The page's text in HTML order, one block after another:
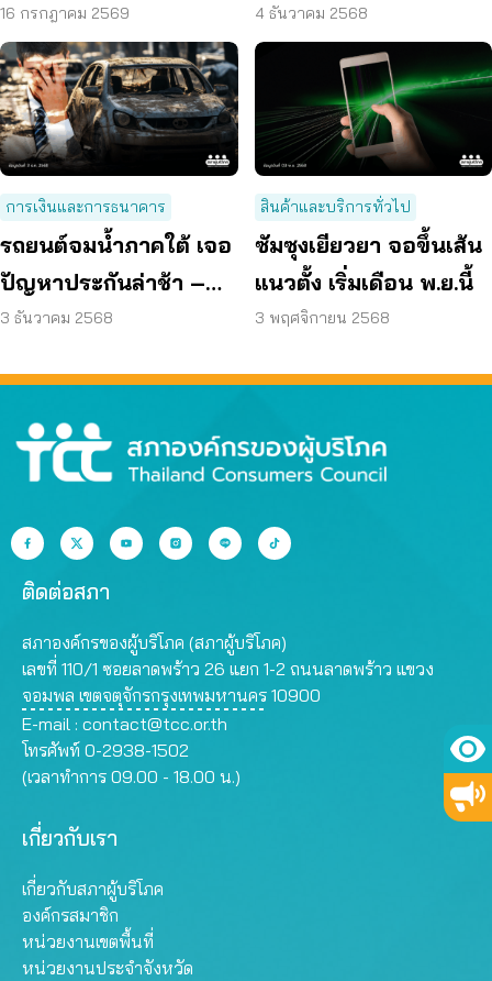
เทศ ต่างกันสิบถึงร้อยเท่า
16 กรกฎาคม 2569
ได้สิทธิ กระตุ้นบริษัท
ชี้แจง
4 ธันวาคม 2568
การเงินและการธนาคาร
รถยนต์จมน้ำภาคใต้ เจอ
ปัญหาประกันล่าช้า –
ปฏิเสธเคลม ร้องเรียนได้
3 ธันวาคม 2568
สินค้าและบริการทั่วไป
ซัมซุงเยียวยา จอขึ้นเส้น
แนวตั้ง เริ่มเดือน พ.ย.นี้
3 พฤศจิกายน 2568
ติดต่อสภา
สภาองค์กรของผู้บริโภค (สภาผู้บริโภค)
เลขที่ 110/1 ซอยลาดพร้าว 26 แยก 1-2 ถนนลาดพร้าว แขวง
จอมพล เขตจตุจักรกรุงเทพมหานคร 10900
E-mail : contact@tcc.or.th
โทรศัพท์ 0-2938-1502
(เวลาทำการ 09.00 - 18.00 น.)
เกี่ยวกับเรา
เกี่ยวกับสภาผู้บริโภค
องค์กรสมาชิก
หน่วยงานเขตพื้นที่
หน่วยงานประจำจังหวัด